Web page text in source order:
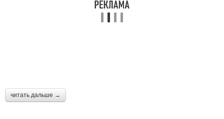
читать дальше →